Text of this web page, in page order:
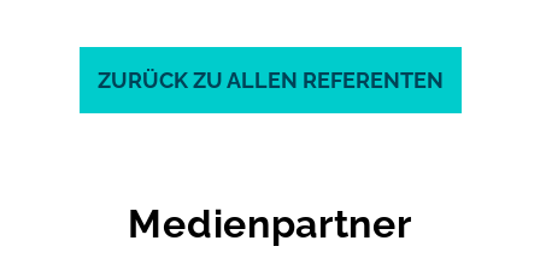
ZURÜCK ZU ALLEN REFERENTEN
Medienpartner